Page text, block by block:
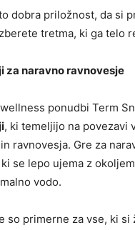
dobra priložnost, da si
tretma, ki ga telo
za naravno ravnovesje
ponudbi Term
, ki temeljijo na povezavi
ravnovesja. Gre za
se lepo ujema z
vodo.
so primerne za vse, ki si